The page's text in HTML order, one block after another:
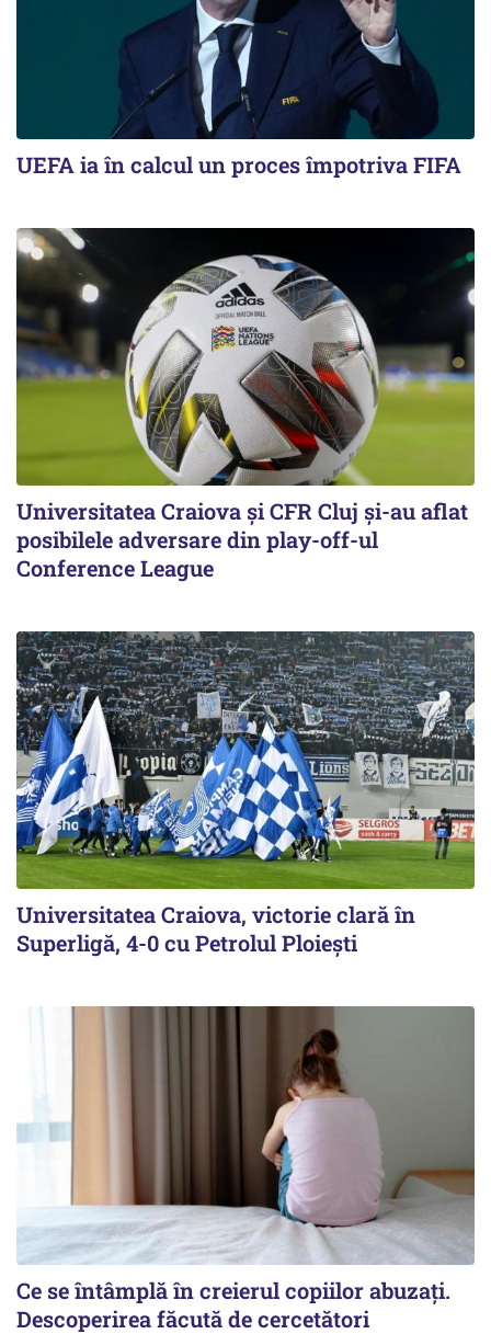
UEFA ia în calcul un proces împotriva FIFA
Universitatea Craiova și CFR Cluj și-au aflat
posibilele adversare din play-off-ul
Conference League
Universitatea Craiova, victorie clară în
Superligă, 4-0 cu Petrolul Ploieşti
Ce se întâmplă în creierul copiilor abuzați.
Descoperirea făcută de cercetători